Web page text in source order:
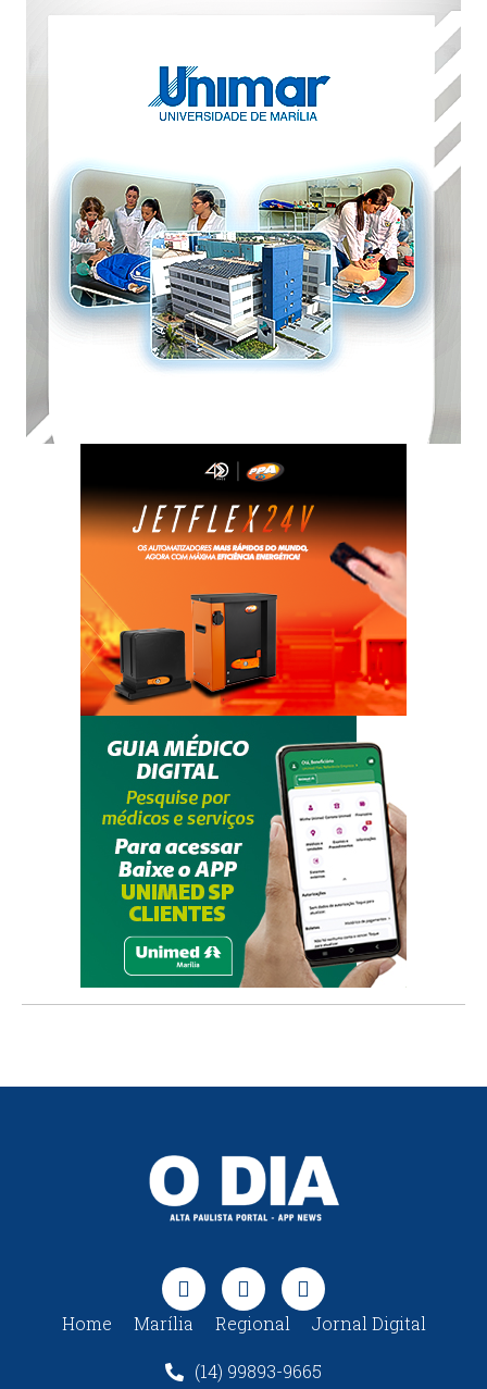
Home Marília Regional Jornal Digital
(14) 99893-9665